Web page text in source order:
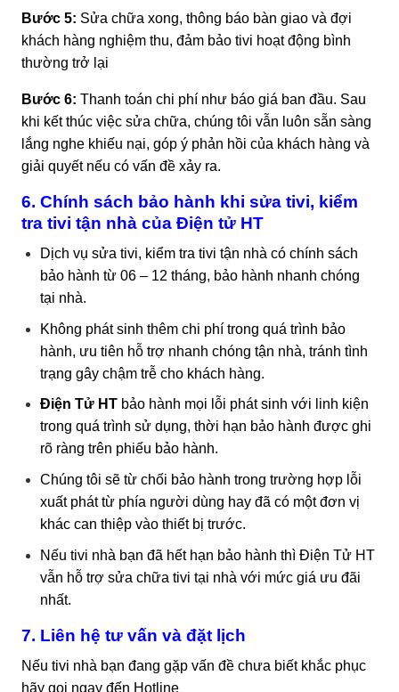
Bước 5: Sửa chữa xong, thông báo bàn giao và đợi
khách hàng nghiệm thu, đảm bảo tivi hoạt động bình
thường trở lại
Bước 6: Thanh toán chi phí như báo giá ban đầu. Sau
khi kết thúc việc sửa chữa, chúng tôi vẫn luôn sẵn sàng
lắng nghe khiếu nại, góp ý phản hồi của khách hàng và
giải quyết nếu có vấn đề xảy ra.
6. Chính sách bảo hành khi sửa tivi, kiểm
tra tivi tận nhà của Điện tử HT
Dịch vụ sửa tivi, kiểm tra tivi tận nhà có chính sách
bảo hành từ 06 – 12 tháng, bảo hành nhanh chóng
tại nhà.
Không phát sinh thêm chi phí trong quá trình bảo
hành, ưu tiên hỗ trợ nhanh chóng tận nhà, tránh tình
trạng gây chậm trễ cho khách hàng.
Điện Tử HTbảo hành mọi lỗi phát sinh với linh kiện
trong quá trình sử dụng, thời hạn bảo hành được ghi
rõ ràng trên phiếu bảo hành.
Chúng tôi sẽ từ chối bảo hành trong trường hợp lỗi
xuất phát từ phía người dùng hay đã có một đơn vị
khác can thiệp vào thiết bị trước.
Nếu tivi nhà bạn đã hết hạn bảo hành thì Điện Tử HT
vẫn hỗ trợ sửa chữa tivi tại nhà với mức giá ưu đãi
nhất.
7. Liên hệ tư vấn và đặt lịch
Nếu tivi nhà bạn đang gặp vấn đề chưa biết khắc phục
hãy gọi ngay đến Hotline